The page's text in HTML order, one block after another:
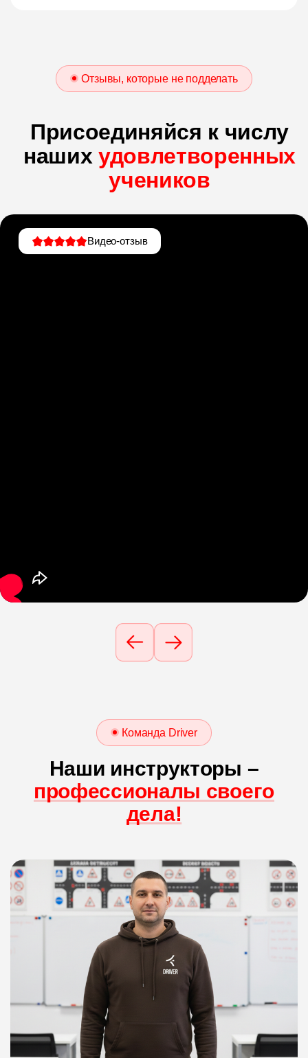
Отзывы, которые не подделать
Присоединяйся к числу
наших удовлетворенных
учеников
Видео-отзыв
Команда Driver
Наши инструкторы –
профессионалы своего
дела!